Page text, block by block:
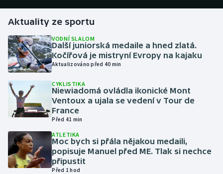
Futsal
Golf
Gymnastika
Házená
Jezdectví
Judo
Krasobruslení
Aktuality ze sportu
VODNÍ SLALOM
Další juniorská medaile a hned zlatá.
Kočířová je mistryní Evropy na kajaku
Aktualizováno před 40 min
CYKLISTIKA
Niewiadomá ovládla ikonické Mont
Ventoux a ujala se vedení v Tour de
France
Před 41 min
ATLETIKA
Moc bych si přála nějakou medaili,
popisuje Manuel před ME. Tlak si nechce
připustit
Před 1 hod